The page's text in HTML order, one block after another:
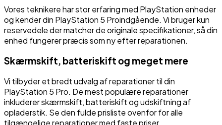
Vores teknikere har stor erfaring med PlayStation enheder
og kender din PlayStation 5 Proindgående. Vi bruger kun
reservedele der matcher de originale specifikationer, så din
enhed fungerer præcis som ny efter reparationen.
Skærmskift, batteriskift og meget mere
Vi tilbyder et bredt udvalg af reparationer til din
PlayStation 5 Pro. De mest populære reparationer
inkluderer skærmskift, batteriskift og udskiftning af
opladerstik. Se den fulde prisliste ovenfor for alle
tilgængelige reparationer med faste priser.